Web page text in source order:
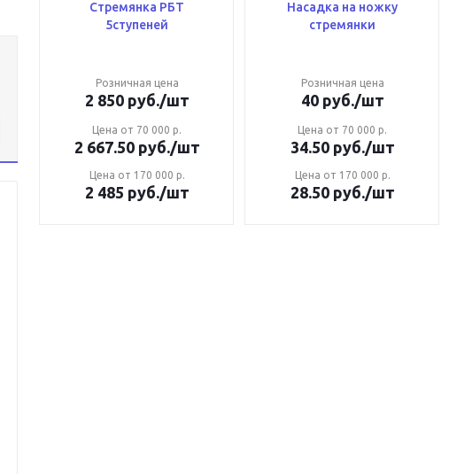
Стремянка РБТ
5ступеней
Розничная цена
2 850руб./шт
Цена от 70 000 р.
2 667.50руб./шт
Цена от 170 000 р.
2 485 руб./шт
Насадка на ножку
стремянки
Розничная цена
40руб./шт
Цена от 70 000 р.
34.50руб./шт
Цена от 170 000 р.
28.50руб./шт